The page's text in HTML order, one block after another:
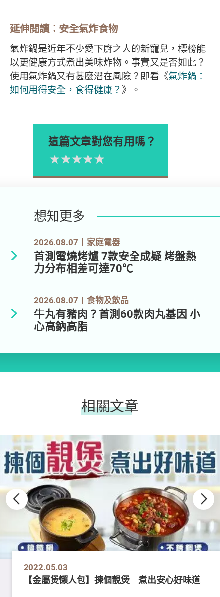
延伸閱讀：安全氣炸食物
氣炸鍋是近年不少愛下廚之人的新寵兒，標榜能
以更健康方式煮出美味炸物。事實又是否如此？
使用氣炸鍋又有甚麼潛在風險？即看《氣炸鍋：
如何用得安全，食得健康？ 》。
這篇文章對您有用嗎？
Please rate
4星
3星
2星
1星
想知更多
2026.08.07 家庭電器
首測電燒烤爐 7款安全成疑 烤盤熱
力分布相差可達70℃
2026.08.07 食物及飲品
牛丸有豬肉？首測60款肉丸基因 小
心高鈉高脂
相關文章
2022.05.03
【金屬煲懶人包】揀個靚煲 煮出安心好味道